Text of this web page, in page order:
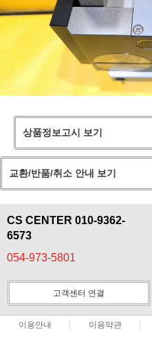
상품정보고시 보기
교환/반품/취소 안내 보기
CS CENTER 010-9362-
6573
054-973-5801
고객센터 연결
이용안내 이용약관